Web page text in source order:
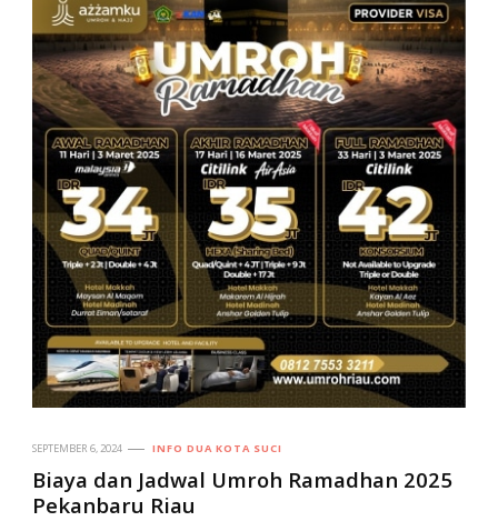
SEPTEMBER 6, 2024 INFO DUA KOTA SUCI
Biaya dan Jadwal Umroh Ramadhan 2025
Pekanbaru Riau